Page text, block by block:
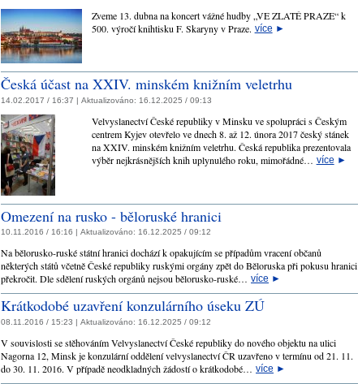
Zveme 13. dubna na koncert vážné hudby „VE ZLATÉ PRAZE“ k
500. výročí knihtisku F. Skaryny v Praze. více ►
Česká účast na XXIV. minském knižním veletrhu
14.02.2017 / 16:37 | Aktualizováno: 16.12.2025 / 09:13
Velvyslanectví České republiky v Minsku ve spolupráci s Českým
centrem Kyjev otevřelo ve dnech 8. až 12. února 2017 český stánek
na XXIV. minském knižním veletrhu. Česká republika prezentovala
výběr nejkrásnějších knih uplynulého roku, mimořádné… více ►
Omezení na rusko - běloruské hranici
10.11.2016 / 16:16 | Aktualizováno: 16.12.2025 / 09:12
Na bělorusko-ruské státní hranici dochází k opakujícím se případům vracení občanů
některých států včetně České republiky ruskými orgány zpět do Běloruska při pokusu hranici
překročit. Dle sdělení ruských orgánů nejsou bělorusko-ruské… více ►
Krátkodobé uzavření konzulárního úseku ZÚ
08.11.2016 / 15:23 | Aktualizováno: 16.12.2025 / 09:12
V souvislosti se stěhováním Velvyslanectví České republiky do nového objektu na ulici
Nagorna 12, Minsk je konzulární oddělení velvyslanectví ČR uzavřeno v termínu od 21. 11.
do 30. 11. 2016. V případě neodkladných žádostí o krátkodobé… více ►